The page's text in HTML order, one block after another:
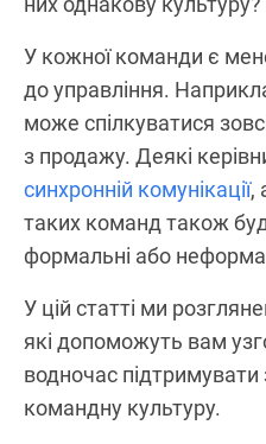
У кожної команди є
до управління.
може спілкуватися
з продажу. Деякі
синхронній комунікації,
таких команд також
формальні або
У цій статті ми
які допоможуть вам
водночас
командну культуру.